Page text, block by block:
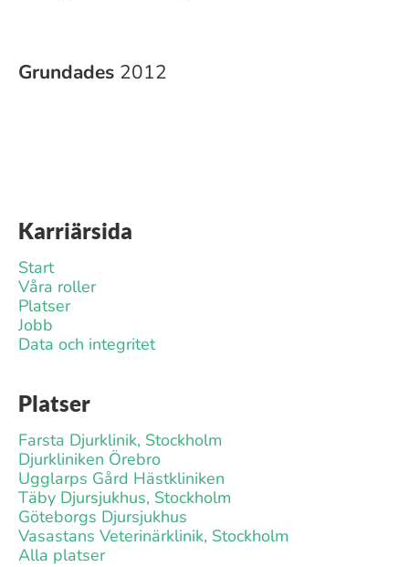
Grundades 2012
Karriärsida
Start
Våra roller
Platser
Jobb
Data och integritet
Platser
Farsta Djurklinik, Stockholm
Djurkliniken Örebro
Ugglarps Gård Hästkliniken
Täby Djursjukhus, Stockholm
Göteborgs Djursjukhus
Vasastans Veterinärklinik, Stockholm
Alla platser